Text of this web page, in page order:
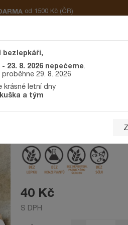
bezlepkáři,
23. 8. 2026 nepečeme
proběhne 29. 8. 2026
krásné letní dny
a tým
od 1500 Kč (ČR)
Borůvkový koláč
40 Kč
S DPH